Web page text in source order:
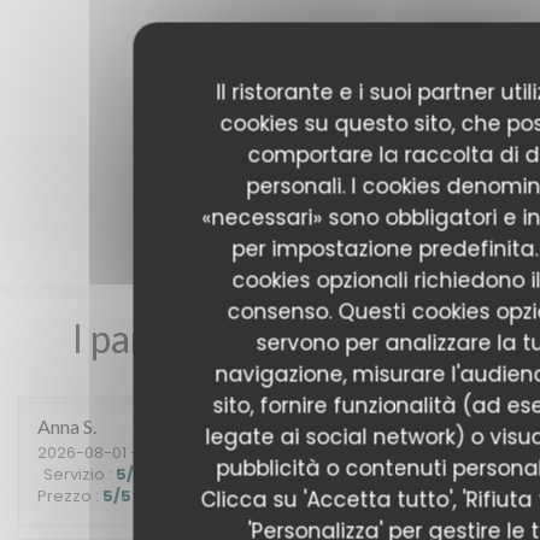
Il ristorante e i suoi partner
cookies su questo sito, che
comportare la raccolta di
personali. I cookies
«necessari» sono obbligatori e
per impostazione
cookies opzionali richiedono
consenso. Questi cookies
servono per analizzare la
navigazione, misurare
sito, fornire funzionalità (ad
legate ai social network) o
pubblicità o contenuti
Clicca su 'Accetta tutto',
'Personalizza' per gestire le
I pareri dei nostri clienti
Anna S
2026-08-01 - 20:15 - Ospiti 2
Servizio : 5/5 Atmosfera:4/5 Cucina: 5/5 Qualità /
Prezzo : 5/5